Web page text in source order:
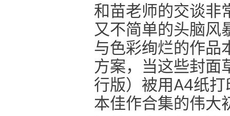
和苗老师的交谈非
又不简单的头脑风
与色彩绚烂的作品
方案，当这些封面
行版）被用A4纸
本佳作合集的伟大